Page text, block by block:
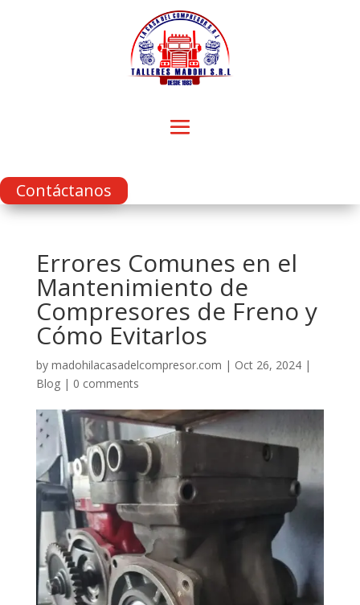
Contáctanos
Errores Comunes en el
Mantenimiento de
Compresores de Freno y
Cómo Evitarlos
by madohilacasadelcompresor.com | Oct 26, 2024|
Blog| 0 comments